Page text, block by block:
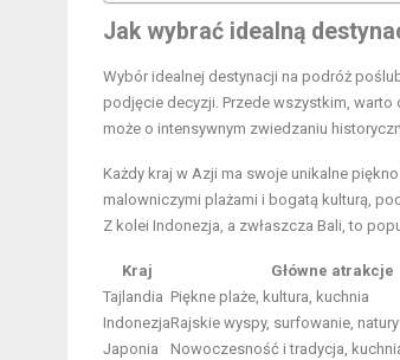
Jak wybrać idealną
Wybór idealnej destynacji na podróż
podjęcie decyzji. Przede wszystkim, warto
może o intensywnym zwiedzaniu
Każdy kraj w Azji ma swoje unikalne
malowniczymi plażami i bogatą kulturą,
Z kolei Indonezja, a zwłaszcza Bali, to
Kraj Główne atrakcje
Tajlandia Piękne plaże, kultura, kuchnia
IndonezjaRajskie wyspy, surfowanie, natury
Japonia
Nowoczesność i tradycja,